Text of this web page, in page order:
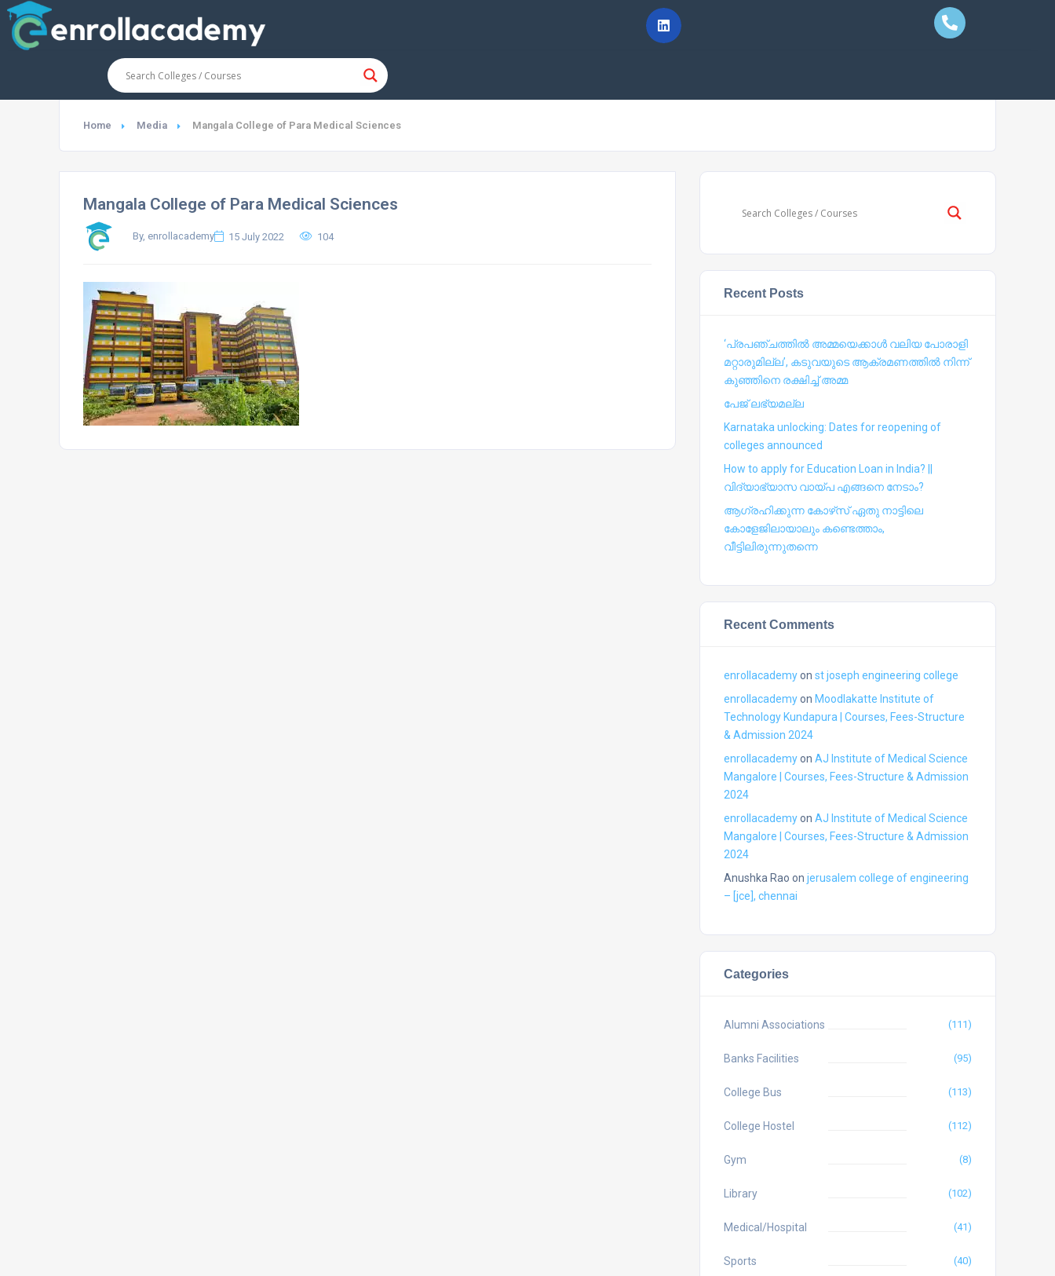
Home Media Mangala College of Para Medical Sciences
Mangala College of Para Medical Sciences
By, enrollacademy 15 July 2022 104
Recent Posts
‘പ്രപഞ്ചത്തില്‍ അമ്മയെക്കാള്‍ വലിയ പോരാളി
മറ്റാരുമില്ല’, കടുവയുടെ ആക്രമണത്തില്‍ നിന്ന്
കുഞ്ഞിനെ രക്ഷിച്ച് അമ്മ
പേജ് ലഭ്യമല്ല
Karnataka unlocking: Dates for reopening of
colleges announced
How to apply for Education Loan in India? ||
വിദ്യാഭ്യാസ വായ്പ എങ്ങനെ നേടാം?
ആഗ്രഹിക്കുന്ന കോഴ്‍സ് ഏതു നാട്ടിലെ
കോളേജിലായാലും കണ്ടെത്താം,
വീട്ടിലിരുന്നുതന്നെ
Recent Comments
enrollacademyon st joseph engineering college
enrollacademyon Moodlakatte Institute of
Technology Kundapura | Courses, Fees-Structure
& Admission 2024
enrollacademyon AJ Institute of Medical Science
Mangalore | Courses, Fees-Structure & Admission
2024
enrollacademyon AJ Institute of Medical Science
Mangalore | Courses, Fees-Structure & Admission
2024
Anushka Rao on jerusalem college of engineering
– [jce], chennai
Categories
Alumni Associations (111)
Banks Facilities (95)
College Bus (113)
College Hostel (112)
Gym (8)
Library (102)
Medical/Hospital (41)
Sports (40)